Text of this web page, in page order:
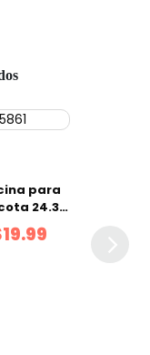
para
24.3 x
x 3.8 cm